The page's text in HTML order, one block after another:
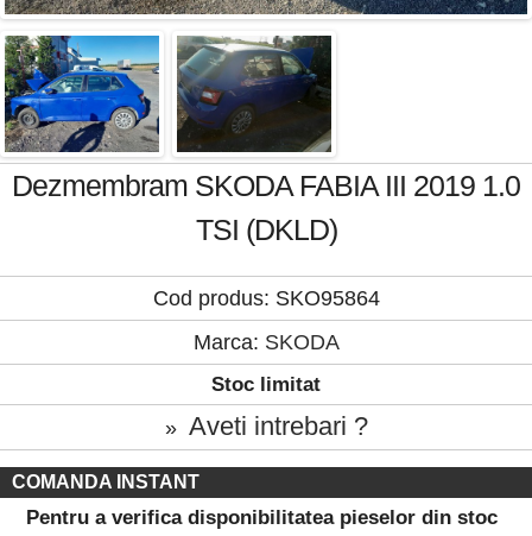
Dezmembram SKODA FABIA III 2019 1.0
TSI (DKLD)
Cod produs: SKO95864
Marca: SKODA
Stoc limitat
» Aveti intrebari ?
COMANDA INSTANT
Pentru a verifica disponibilitatea pieselor din stoc